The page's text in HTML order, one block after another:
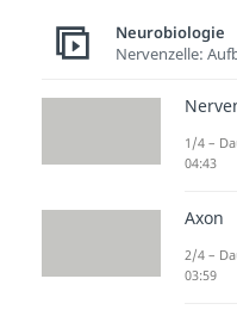
des
),
das
die
Neurobiologie
Nervenzelle:
1/4 –
04:43
Axon
2/4 –
03:59